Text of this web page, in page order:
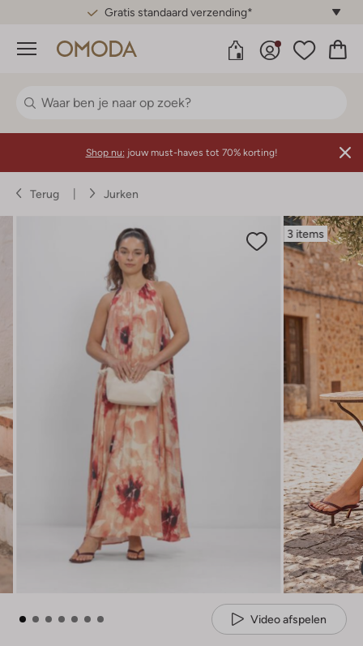
Gratis standaard verzending*
Menu
Shop nu: jouw must-haves tot 70% korting!
Terug Jurken
3 items
Video afspelen